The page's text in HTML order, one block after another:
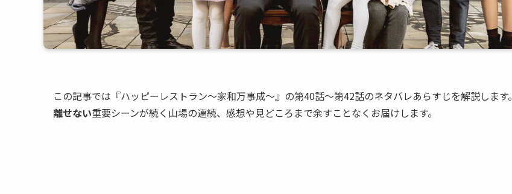
この記事では『ハッピーレストラン～家和万事成～』の第40話〜第42話のネタバレあらすじを解説します。
離せない重要シーンが続く山場の連続、感想や見どころまで余すことなくお届けします。